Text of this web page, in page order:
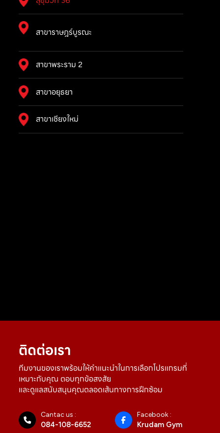
สาขาราษฎร์บูรณะ
สาขาพระราม 2
สาขาอยุธยา
สาขาเชียงใหม่
ติดต่อเรา
ทีมงานของเราพร้อมให้คำแนะนำในการเลือกโปรแกรมที่
เหมาะกับคุณ ตอบทุกข้อสงสัย
และดูแลสนับสนุนคุณตลอดเส้นทางการฝึกซ้อม
Cantac us :
084-108-6652
Facebook :
Krudam Gym